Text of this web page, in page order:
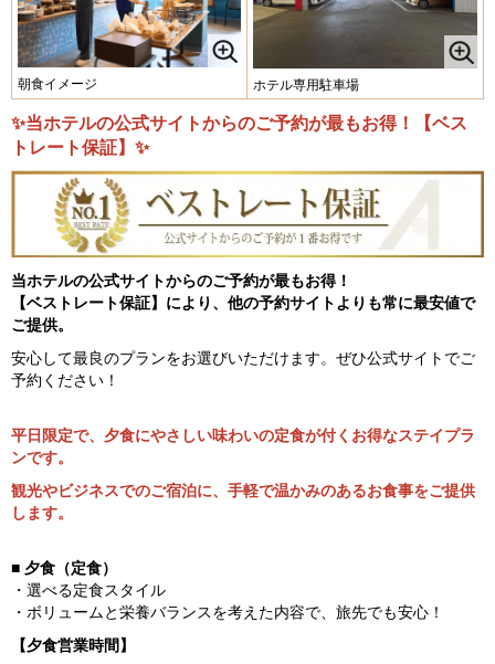
朝食イメージ ホテル専用駐車場
✨当ホテルの公式サイトからのご予約が最もお得！【ベス
トレート保証】✨
当ホテルの公式サイトからのご予約が最もお得！
【ベストレート保証】により、他の予約サイトよりも常に最安値で
ご提供。
安心して最良のプランをお選びいただけます。ぜひ公式サイトでご
予約ください！
平日限定で、夕食にやさしい味わいの定食が付くお得なステイプラ
ンです。
観光やビジネスでのご宿泊に、手軽で温かみのあるお食事をご提供
します。
■ 夕食（定食）
・選べる定食スタイル
・ボリュームと栄養バランスを考えた内容で、旅先でも安心！
【夕食営業時間】